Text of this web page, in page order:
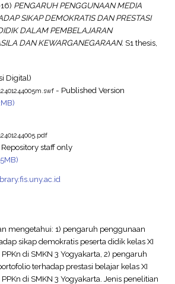
PENGARUH PENGGUNAAN MEDIA
SIKAP DEMOKRATIS DAN PRESTASI
DALAM PEMBELAJARAN
DAN KEWARGANEGARAAN. S1 thesis,
Digital)
- Published Version
staff only
mengetahui: 1) pengaruh penggunaan
sikap demokratis peserta didik kelas XI
di SMKN 3 Yogyakarta, 2) pengaruh
terhadap prestasi belajar kelas XI
di SMKN 3 Yogyakarta. Jenis penelitian